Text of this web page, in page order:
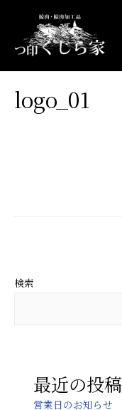
logo_01
ナ
検索
最近の投稿
営業日のお知らせ